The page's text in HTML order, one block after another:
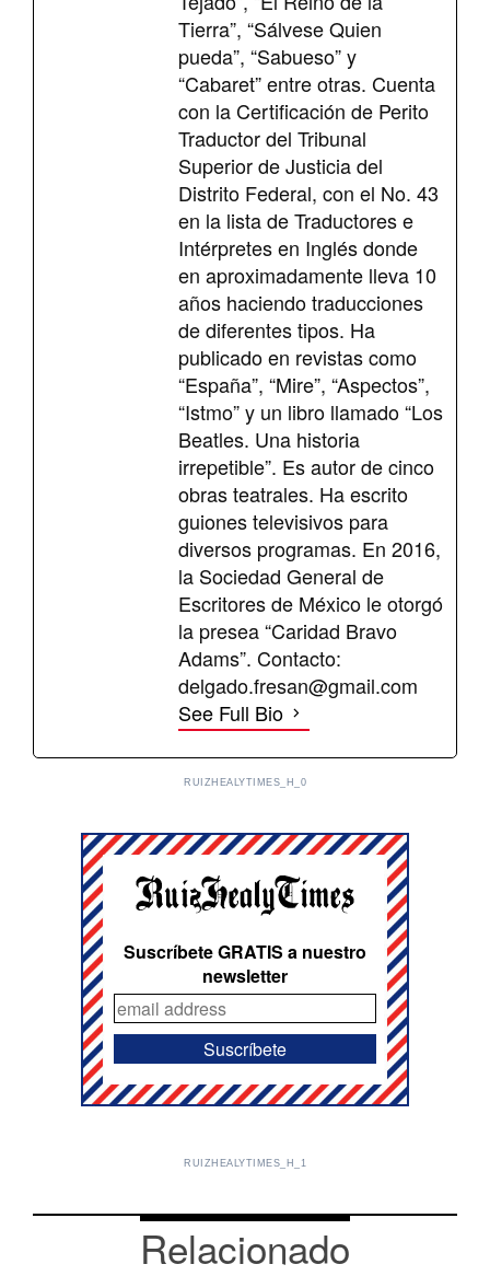
Tierra”, “Sálvese Quien
pueda”, “Sabueso” y
“Cabaret” entre otras. Cuenta
con la Certificación de Perito
Traductor del Tribunal
Superior de Justicia del
Distrito Federal, con el No. 43
en la lista de Traductores e
Intérpretes en Inglés donde
en aproximadamente lleva 10
años haciendo traducciones
de diferentes tipos. Ha
publicado en revistas como
“España”, “Mire”, “Aspectos”,
“Istmo” y un libro llamado “Los
Beatles. Una historia
irrepetible”. Es autor de cinco
obras teatrales. Ha escrito
guiones televisivos para
diversos programas. En 2016,
la Sociedad General de
Escritores de México le otorgó
la presea “Caridad Bravo
Adams”. Contacto:
delgado.fresan@gmail.com
See Full Bio
RUIZHEALYTIMES_H_0
Suscríbete GRATIS a nuestro
newsletter
RUIZHEALYTIMES_H_1
Relacionado